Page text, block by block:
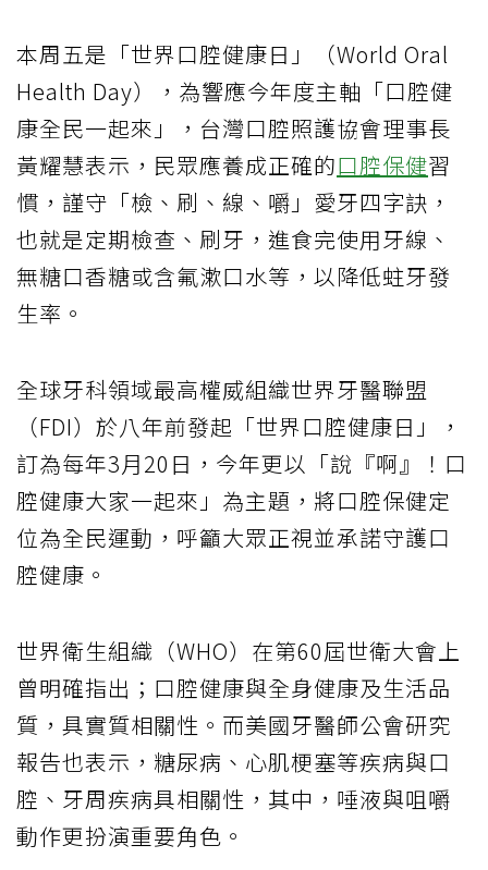
本周五是「世界口腔健康日」（World Oral
Health Day），為響應今年度主軸「口腔健
康全民一起來」，台灣口腔照護協會理事長
黃耀慧表示，民眾應養成正確的口腔保健習
慣，謹守「檢、刷、線、嚼」愛牙四字訣，
也就是定期檢查、刷牙，進食完使用牙線、
無糖口香糖或含氟漱口水等，以降低蛀牙發
生率。
全球牙科領域最高權威組織世界牙醫聯盟
（FDI）於八年前發起「世界口腔健康日」，
訂為每年3月20日，今年更以「說『啊』！口
腔健康大家一起來」為主題，將口腔保健定
位為全民運動，呼籲大眾正視並承諾守護口
腔健康。
世界衛生組織（WHO）在第60屆世衛大會上
曾明確指出；口腔健康與全身健康及生活品
質，具實質相關性。而美國牙醫師公會研究
報告也表示，糖尿病、心肌梗塞等疾病與口
腔、牙周疾病具相關性，其中，唾液與咀嚼
動作更扮演重要角色。